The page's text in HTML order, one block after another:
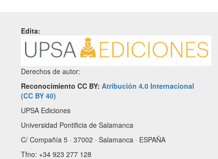
Edita:
Derechos de autor:
Reconocimiento CC BY: Atribución 4.0 Internacional
(CC BY 40)
UPSA Ediciones
Universidad Pontificia de Salamanca
C/ Compañía 5 · 37002 · Salamanca · ESPAÑA
Tfno: +34 923 277 128